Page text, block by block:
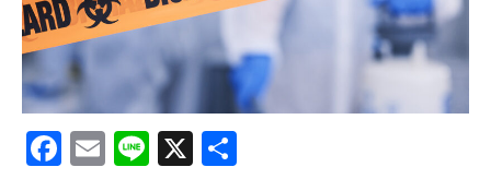
Facebook
EmailLine
X